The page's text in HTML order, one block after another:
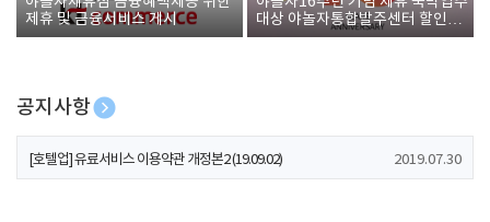
제휴 및 금융서비스 게시
대상 야놀자통합발주센터 할인쿠
폰 증정
공지사항
[호텔업] 개인정보 처리방침 개정본1 (19.09.02)
[호텔업] 유료서비스 이용약관 개정본2 (19.09.02) 2019.07.30